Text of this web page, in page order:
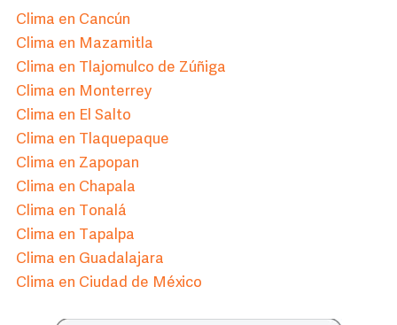
Clima en Cancún
Clima en Mazamitla
Clima en Tlajomulco de Zúñiga
Clima en Monterrey
Clima en El Salto
Clima en Tlaquepaque
Clima en Zapopan
Clima en Chapala
Clima en Tonalá
Clima en Tapalpa
Clima en Guadalajara
Clima en Ciudad de México